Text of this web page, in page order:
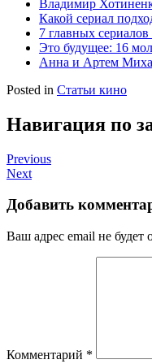
Владимир
Какой сериал
7 главных
Это будущее: 16
Анна и Артем
Posted in Статьи кино
Навигация по
Previous
Next
Добавить
Ваш адрес email не будет
Комментарий *